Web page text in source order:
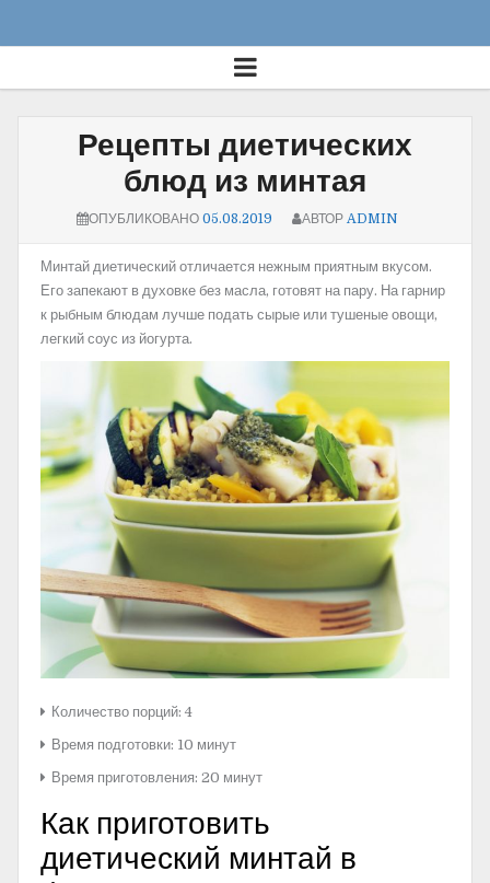
Рецепты диетических
блюд из минтая
ОПУБЛИКОВАНО 05.08.2019 АВТОР ADMIN
Минтай диетический отличается нежным приятным вкусом.
Его запекают в духовке без масла, готовят на пару. На гарнир
к рыбным блюдам лучше подать сырые или тушеные овощи,
легкий соус из йогурта.
Количество порций: 4
Время подготовки: 10 минут
Время приготовления: 20 минут
Как приготовить
диетический минтай в